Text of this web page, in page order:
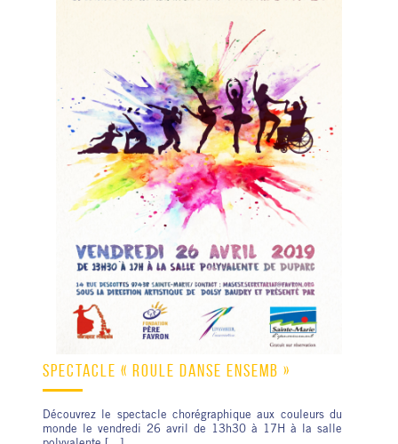
SPECTACLE « ROULÉ DANSÉ ENSEMB »
Découvrez le spectacle chorégraphique aux couleurs du
monde le vendredi 26 avril de 13h30 à 17H à la salle